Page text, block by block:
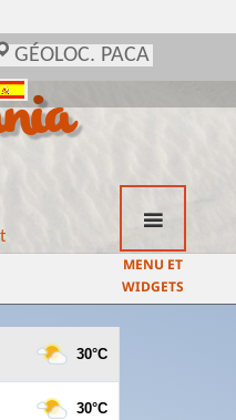
GÉOLOC. PACA
MENU ET
WIDGETS